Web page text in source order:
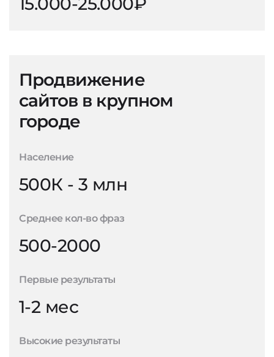
Продвижение
сайтов в крупном
городе
Население
500К - 3 млн
Среднее кол-во фраз
500-2000
Первые результаты
1-2 мес
Высокие результаты